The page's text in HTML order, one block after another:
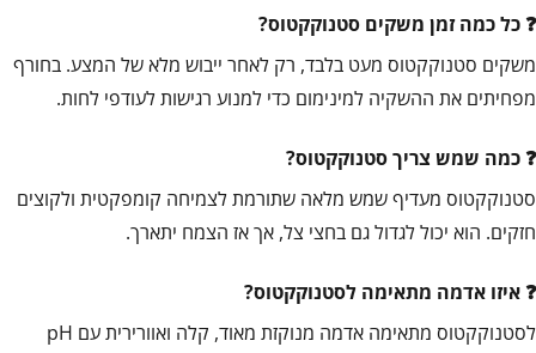
כל כמה זמן משקים סטנוקקטוס?
משקים סטנוקקטוס מעט בלבד, רק לאחר ייבוש מלא של המצע. בחורף
מפחיתים את ההשקיה למינימום כדי למנוע רגישות לעודפי לחות.
כמה שמש צריך סטנוקקטוס?
סטנוקקטוס מעדיף שמש מלאה שתורמת לצמיחה קומפקטית ולקוצים
חזקים. הוא יכול לגדול גם בחצי צל, אך אז הצמח יתארך.
איזו אדמה מתאימה לסטנוקקטוס?
לסטנוקקטוס מתאימה אדמה מנוקזת מאוד, קלה ואוורירית עם pH